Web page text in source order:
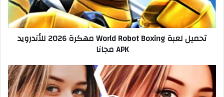
تحميل لعبة World Robot Boxing مهكرة 2026 للأندرويد
APK مجانا